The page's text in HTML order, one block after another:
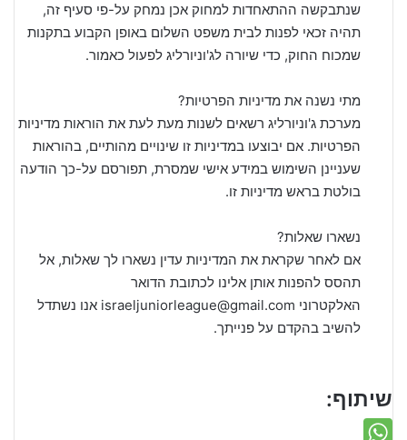
שנתבקשה ההתאחדות למחוק אכן נמחק על-פי סעיף זה,
תהיה זכאי לפנות לבית משפט השלום באופן הקבוע בתקנות
שמכוח החוק, כדי שיורה לג'וניורליג לפעול כאמור.
מתי נשנה את מדיניות הפרטיות?
מערכת ג'וניורליג רשאים לשנות מעת לעת את הוראות מדיניות
הפרטיות. אם יבוצעו במדיניות זו שינויים מהותיים, בהוראות
שעניינן השימוש במידע אישי שמסרת, תפורסם על-כך הודעה
בולטת בראש מדיניות זו.
נשארו שאלות?
אם לאחר שקראת את המדיניות עדין נשארו לך שאלות, אל
תהסס להפנות אותן אלינו לכתובת הדואר
האלקטרוני israeljuniorleague@gmail.com אנו נשתדל
להשיב בהקדם על פנייתך.
שיתוף: